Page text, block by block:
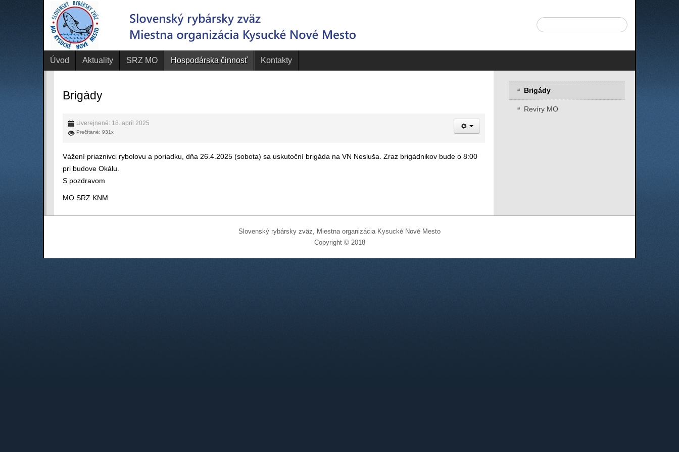
Úvod Aktuality SRZ MO Hospodárska činnosť Kontakty
Brigády
Uverejnené: 18. apríl 2025
Prečítané: 931x
Vážení priaznivci rybolovu a poriadku, dňa 26.4.2025 (sobota) sa uskutoční brigáda na VN Nesluša. Zraz brigádnikov bude o 8:00
pri budove Okálu.
S pozdravom
MO SRZ KNM
Brigády
Revíry MO
Slovenský rybársky zväz, Miestna organizácia Kysucké Nové Mesto
Copyright © 2018